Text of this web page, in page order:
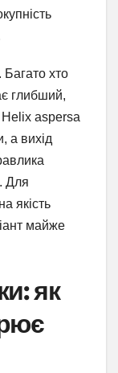
Багато хто
глибший,
aspersa
а вихід
Для
якість
майже
як